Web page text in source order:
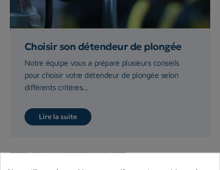
Choisir son détendeur de plongée
Notre équipe vous a préparé plusieurs conseils
pour choisir votre détendeur de plongée selon
différents critères...
Lire la suite